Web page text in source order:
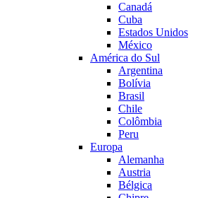
Canadá
Cuba
Estados Unidos
México
América do Sul
Argentina
Bolívia
Brasil
Chile
Colômbia
Peru
Europa
Alemanha
Austria
Bélgica